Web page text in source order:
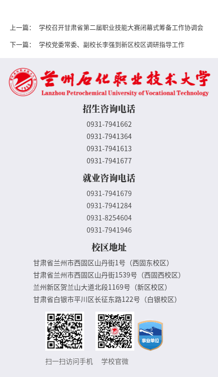
上一篇： 学校召开甘肃省第二届职业技能大赛闭幕式筹备工作协调会
下一篇： 学校党委常委、副校长李强到新区校区调研指导工作
招生咨询电话
0931-7941662
0931-7941364
0931-7941613
0931-7941677
就业咨询电话
0931-7941679
0931-7941284
0931-8254604
0931-7941946
校区地址
甘肃省兰州市西固区山丹街1号（西固东校区）
甘肃省兰州市西固区山丹街1539号（西固西校区）
兰州新区贺兰山大道北段1169号（新区校区）
甘肃省白银市平川区长征东路122号（白银校区）
扫一扫访问手机 学校官微